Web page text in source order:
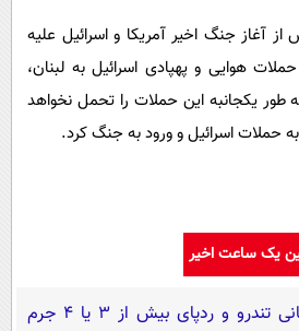
5 روز پس از آغاز جنگ اخیر آمریکا و اسرائیل علیه
هوایی و پهپادی اسرائیل به لبنان،
طور یکجانبه این حملات را تحمل نخواهد
حملات اسرائیل و ورود به جنگ کرد.
یک ساعت اخیر
گفته‌های یک روحانی تندرو و ردپای بیش از ۳ یا ۴ جرم